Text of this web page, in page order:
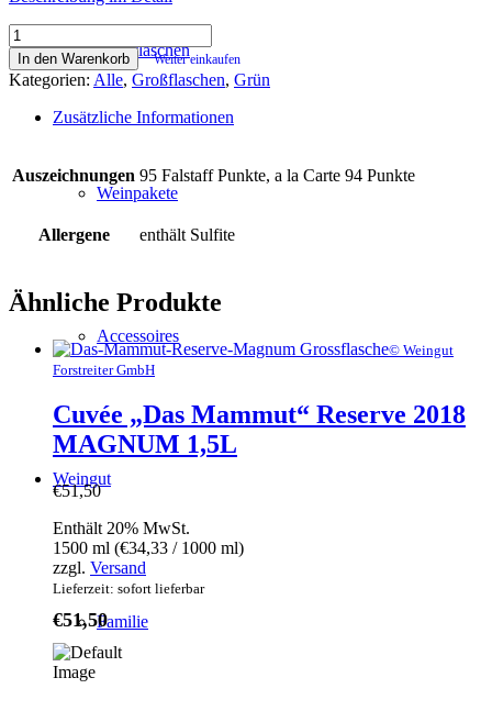
Großflaschen
Weinpakete
Accessoires
Weingut
Familie
Grüner
Veltliner
Ried
Tabor
Kremstal
2013
MAGNUM
Menge
In den Warenkorb Weiter einkaufen
Kategorien: Alle, Großflaschen, Grün
Zusätzliche Informationen
Auszeichnungen 95 Falstaff Punkte, a la Carte 94 Punkte
Allergene enthält Sulfite
Ähnliche Produkte
© Weingut
Forstreiter GmbH
Cuvée „Das Mammut“ Reserve 2018
MAGNUM 1,5L
€51,50
Enthält 20% MwSt.
1500 ml (€34,33 / 1000 ml)
zzgl. Versand
Lieferzeit: sofort lieferbar
€51,50